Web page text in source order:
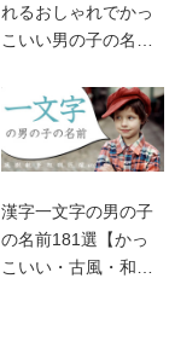
れるおしゃれでかっ
こいい男の子の名前
漢字一文字の男の子
の名前181選【かっ
こいい・古風・和風